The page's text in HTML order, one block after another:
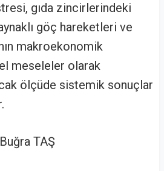
gıda zincirlerindeki
göç hareketleri ve
makroekonomik
meseleler olarak
ölçüde sistemik sonuçlar
Buğra TAŞ